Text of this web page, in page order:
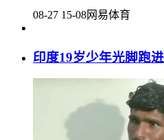
08-27 15-08网易体育
印度19岁少年光脚跑